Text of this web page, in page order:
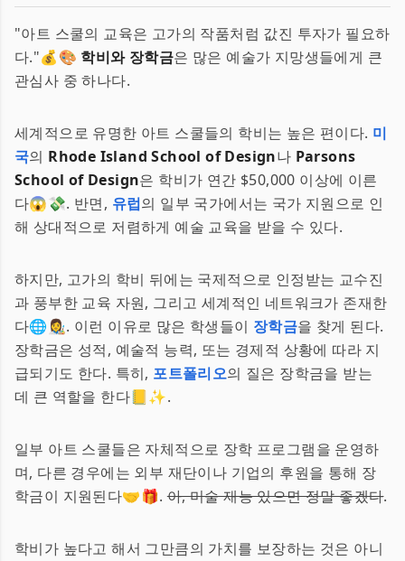
"아트 스쿨의 교육은 고가의 작품처럼 값진 투자가 필요하
다."💰🎨 학비와 장학금은 많은 예술가 지망생들에게 큰
관심사 중 하나다.
세계적으로 유명한 아트 스쿨들의 학비는 높은 편이다. 미
국의 Rhode Island School of Design나 Parsons
School of Design은 학비가 연간 $50,000 이상에 이른
다😱💸. 반면, 유럽의 일부 국가에서는 국가 지원으로 인
해 상대적으로 저렴하게 예술 교육을 받을 수 있다.
하지만, 고가의 학비 뒤에는 국제적으로 인정받는 교수진
과 풍부한 교육 자원, 그리고 세계적인 네트워크가 존재한
다🌐👩‍🎨. 이런 이유로 많은 학생들이 장학금을 찾게 된다.
장학금은 성적, 예술적 능력, 또는 경제적 상황에 따라 지
급되기도 한다. 특히, 포트폴리오의 질은 장학금을 받는
데 큰 역할을 한다📒✨.
일부 아트 스쿨들은 자체적으로 장학 프로그램을 운영하
며, 다른 경우에는 외부 재단이나 기업의 후원을 통해 장
학금이 지원된다🤝🎁.아, 미술 재능 있으면 정말 좋겠다.
학비가 높다고 해서 그만큼의 가치를 보장하는 것은 아니